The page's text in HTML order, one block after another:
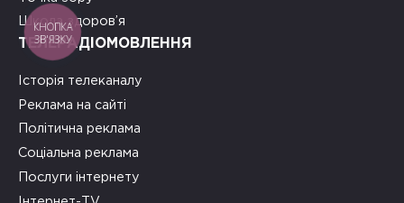
Школа здоров’я
ТЕЛЕРАДІОМОВЛЕННЯ
Історія телеканалу
Реклама на сайті
Політична реклама
Соціальна реклама
Послуги інтернету
КНОПКА
ЗВ'ЯЗКУ